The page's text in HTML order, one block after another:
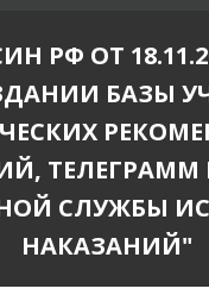
РФ ОТ
БАЗЫ
ТЕЛЕГРАММ
СЛУЖБЫ
НАКАЗАНИЙ"